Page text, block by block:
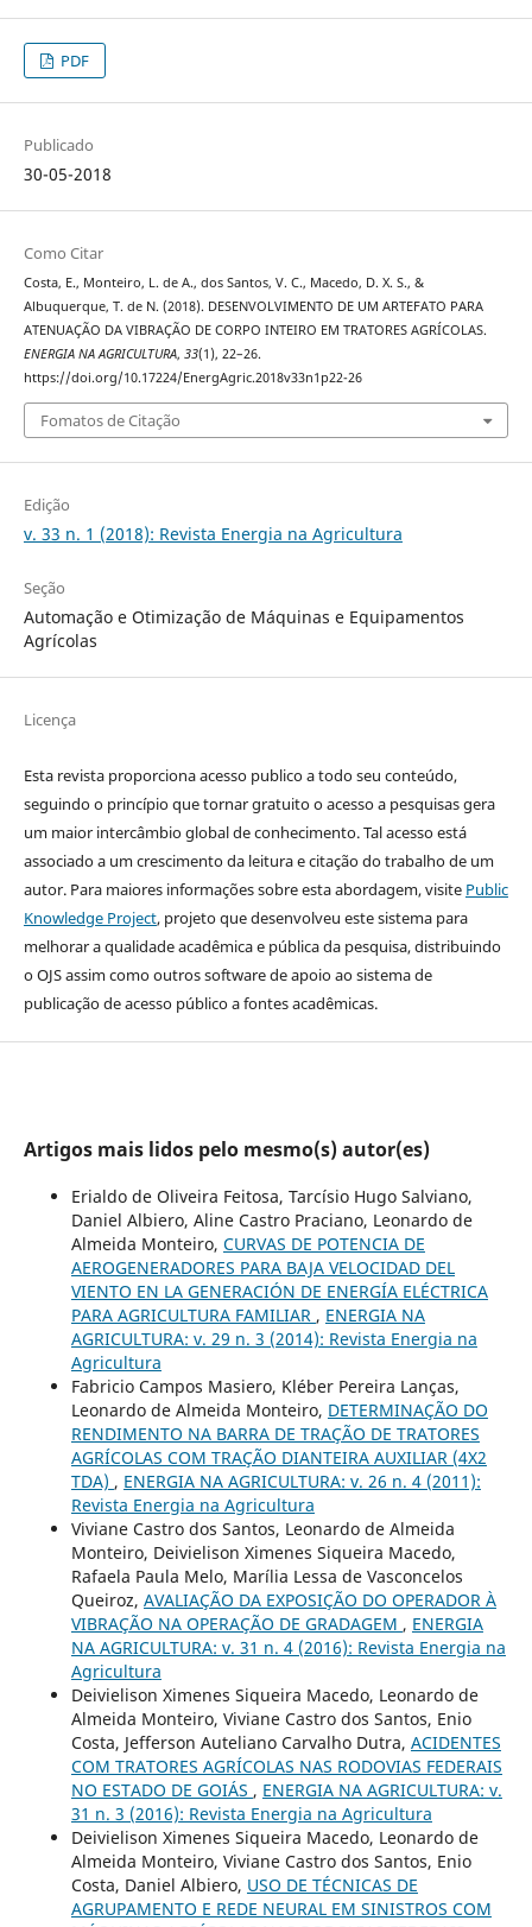
PDF
Publicado
30-05-2018
Como Citar
Costa, E., Monteiro, L. de A., dos Santos, V. C., Macedo, D. X. S., &
Albuquerque, T. de N. (2018). DESENVOLVIMENTO DE UM ARTEFATO PARA
ATENUAÇÃO DA VIBRAÇÃO DE CORPO INTEIRO EM TRATORES AGRÍCOLAS.
ENERGIA NA AGRICULTURA, 33(1), 22–26.
https://doi.org/10.17224/EnergAgric.2018v33n1p22-26
Fomatos de Citação
Edição
v. 33 n. 1 (2018): Revista Energia na Agricultura
Seção
Automação e Otimização de Máquinas e Equipamentos
Agrícolas
Licença
Esta revista proporciona acesso publico a todo seu conteúdo,
seguindo o princípio que tornar gratuito o acesso a pesquisas gera
um maior intercâmbio global de conhecimento. Tal acesso está
associado a um crescimento da leitura e citação do trabalho de um
autor. Para maiores informações sobre esta abordagem, visite Public
Knowledge Project, projeto que desenvolveu este sistema para
melhorar a qualidade acadêmica e pública da pesquisa, distribuindo
o OJS assim como outros software de apoio ao sistema de
publicação de acesso público a fontes acadêmicas.
Artigos mais lidos pelo mesmo(s) autor(es)
Erialdo de Oliveira Feitosa, Tarcísio Hugo Salviano,
Daniel Albiero, Aline Castro Praciano, Leonardo de
Almeida Monteiro, CURVAS DE POTENCIA DE
AEROGENERADORES PARA BAJA VELOCIDAD DEL
VIENTO EN LA GENERACIÓN DE ENERGÍA ELÉCTRICA
PARA AGRICULTURA FAMILIAR , ENERGIA NA
AGRICULTURA: v. 29 n. 3 (2014): Revista Energia na
Agricultura
Fabricio Campos Masiero, Kléber Pereira Lanças,
Leonardo de Almeida Monteiro, DETERMINAÇÃO DO
RENDIMENTO NA BARRA DE TRAÇÃO DE TRATORES
AGRÍCOLAS COM TRAÇÃO DIANTEIRA AUXILIAR (4X2
TDA) , ENERGIA NA AGRICULTURA: v. 26 n. 4 (2011):
Revista Energia na Agricultura
Viviane Castro dos Santos, Leonardo de Almeida
Monteiro, Deivielison Ximenes Siqueira Macedo,
Rafaela Paula Melo, Marília Lessa de Vasconcelos
Queiroz, AVALIAÇÃO DA EXPOSIÇÃO DO OPERADOR À
VIBRAÇÃO NA OPERAÇÃO DE GRADAGEM , ENERGIA
NA AGRICULTURA: v. 31 n. 4 (2016): Revista Energia na
Agricultura
Deivielison Ximenes Siqueira Macedo, Leonardo de
Almeida Monteiro, Viviane Castro dos Santos, Enio
Costa, Jefferson Auteliano Carvalho Dutra, ACIDENTES
COM TRATORES AGRÍCOLAS NAS RODOVIAS FEDERAIS
NO ESTADO DE GOIÁS , ENERGIA NA AGRICULTURA: v.
31 n. 3 (2016): Revista Energia na Agricultura
Deivielison Ximenes Siqueira Macedo, Leonardo de
Almeida Monteiro, Viviane Castro dos Santos, Enio
Costa, Daniel Albiero, USO DE TÉCNICAS DE
AGRUPAMENTO E REDE NEURAL EM SINISTROS COM